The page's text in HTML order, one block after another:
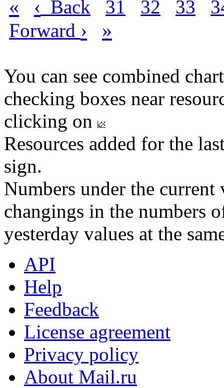
« ‹ Back 31 32 33
Forward › »
You can see combined
checking boxes near
clicking on
Resources added for the
sign.
Numbers under the
changings in the numbers
yesterday values at the
API
Help
Feedback
License agreement
Privacy policy
About Mail.ru